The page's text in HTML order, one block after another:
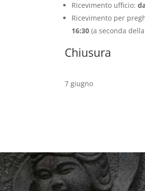
Ricevimento ufficio:
Ricevimento per
16:30 (a seconda
Chiusura
7 giugno